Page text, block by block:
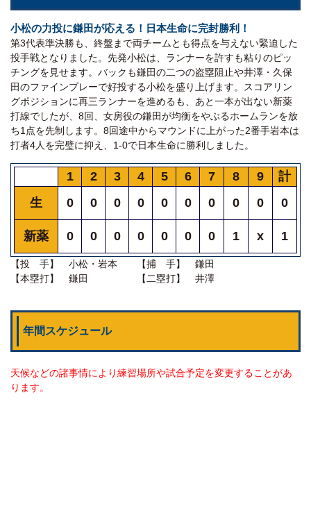
小松の力投に鎌田が応える！日本生命に完封勝利！
第3代表準決勝も、終盤まで両チームとも得点を与えない緊迫した
投手戦となりました。先発小松は、ランナーを許すも粘りのピッ
チングを見せます。バックも鎌田の二つの盗塁阻止や井澤・久保
田のファインプレーで好投する小松を盛り上げます。スコアリン
グポジションに再三ランナーを進めるも、あと一本が出ない新薬
打線でしたが、8回、女房役の鎌田が均衡をやぶるホームランを放
ち1点を先制します。8回途中からマウンドに上がった2番手岩本は
打者4人を完璧に抑え、1-0で日本生命に勝利しました。
1 2 3 4 5 6 7 8 9
計
生
0 0 0 0 0 0 0 0 0 0
新薬 0 0 0 0 0 0 0 1 x 1
【投 手】 小松・岩本 【捕 手】 鎌田
【本塁打】 鎌田 【二塁打】 井澤
年間スケジュール
天候などの諸事情により練習場所や試合予定を変更することがあ
ります。